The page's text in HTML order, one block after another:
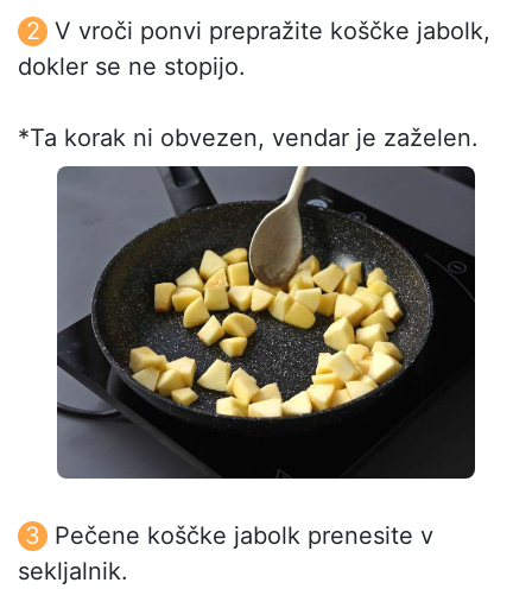
V vroči ponvi prepražite koščke jabolk,
dokler se ne stopijo.
*Ta korak ni obvezen, vendar je zaželen.
Pečene koščke jabolk prenesite v
sekljalnik.